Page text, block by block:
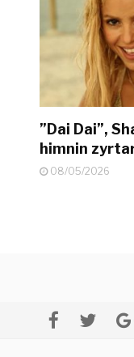
”Dai Dai”,
himnin
08/05/2026